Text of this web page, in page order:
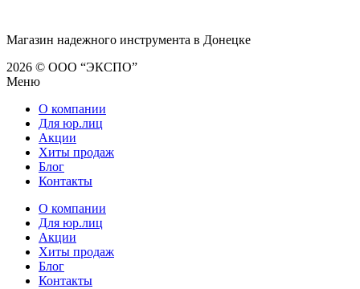
Магазин надежного инструмента в Донецке
2026 © ООО “ЭКСПО”
Меню
О компании
Для юр.лиц
Акции
Хиты продаж
Блог
Контакты
О компании
Для юр.лиц
Акции
Хиты продаж
Блог
Контакты